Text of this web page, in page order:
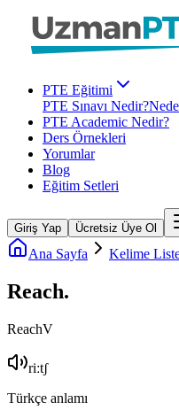
PTE Eğitimi
PTE Sınavı Nedir?
PTE Academic Nedir?
Ders Örnekleri
Yorumlar
Blog
Eğitim Setleri
Giriş Yap Ücretsiz Üye Ol
Ana Sayfa Kelime
Reach.
ReachV
riːtʃ
Türkçe anlamı